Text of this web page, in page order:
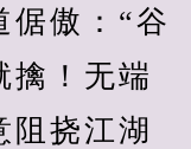
倨傲：“谷
擒！无端
阻挠江湖